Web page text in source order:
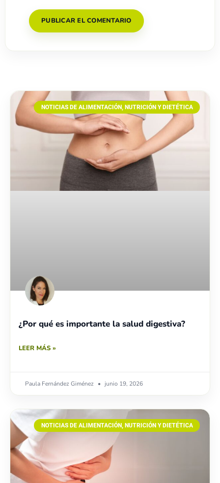
NOTICIAS DE ALIMENTACIÓN, NUTRICIÓN Y DIETÉTICA
¿Por qué es importante la salud digestiva?
LEER MÁS »
Paula Fernández Giménez junio 19, 2026
NOTICIAS DE ALIMENTACIÓN, NUTRICIÓN Y DIETÉTICA